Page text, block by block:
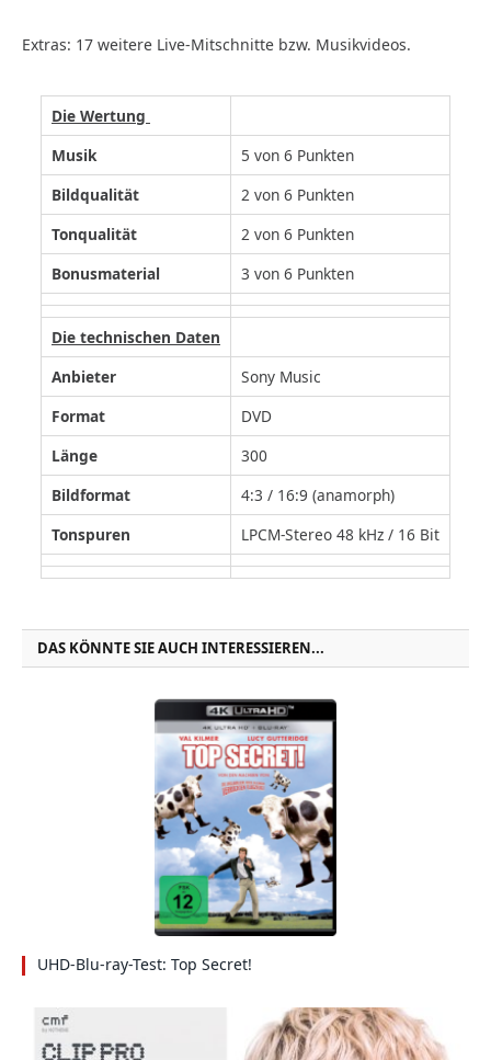
Extras: 17 weitere Live-Mitschnitte bzw. Musikvideos.
Die Wertung
Musik
5 von 6 Punkten
Bildqualität
2 von 6 Punkten
Tonqualität
2 von 6 Punkten
Bonusmaterial
3 von 6 Punkten
Die technischen Daten
Anbieter
Sony Music
Format
DVD
Länge
300
Bildformat
4:3 / 16:9 (anamorph)
Tonspuren
LPCM-Stereo 48 kHz / 16 Bit
DAS KÖNNTE SIE AUCH INTERESSIEREN...
UHD-Blu-ray-Test: Top Secret!